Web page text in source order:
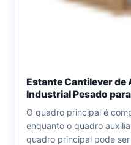
Estante Cantilever de
Industrial Pesado
O quadro principal é
enquanto o quadro
quadro principal pode